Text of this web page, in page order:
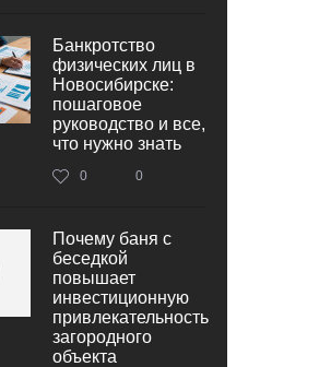
Банкротство
физических лиц в
Новосибирске:
пошаговое
руководство и все,
что нужно знать
0 0
Почему баня с
беседкой
повышает
инвестиционную
привлекательность
загородного
объекта